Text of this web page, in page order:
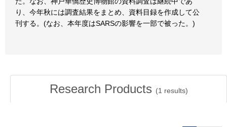
り、今年秋には調査結果をまとめ、資料目録を作成して公
刊する。(なお、本年度はSARSの影響を一部で被った。)
Research Products (1 results)